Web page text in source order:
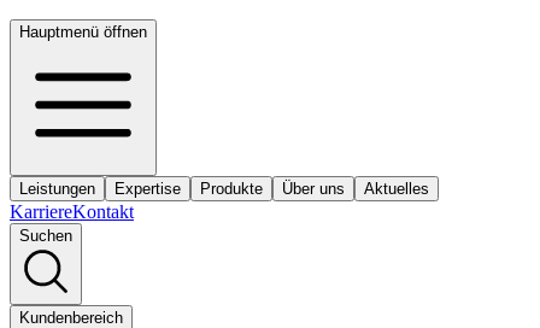
Hauptmenü öffnen
Leistungen Expertise Produkte Über uns Aktuelles
KarriereKontakt
Suchen
Kundenbereich